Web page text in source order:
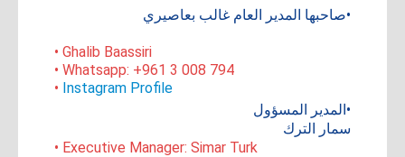
•صاحبها المدير العام غالب بعاصيري
• Ghalib Baassiri
• Whatsapp: +961 3 008 794
• Instagram Profile
•المدير المسؤول
سمار الترك
• Executive Manager: Simar Turk